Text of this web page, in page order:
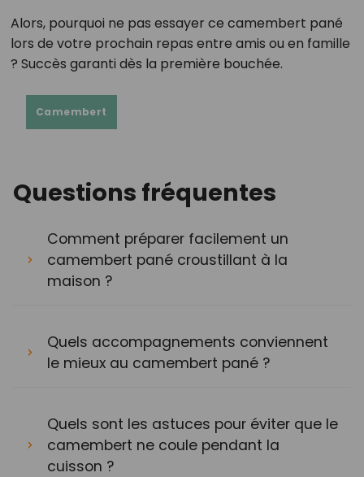
Alors, pourquoi ne pas essayer ce camembert pané
lors de votre prochain repas entre amis ou en famille
? Succès garanti dès la première bouchée.
Camembert
Questions fréquentes
Comment préparer facilement un
camembert pané croustillant à la
maison ?
Quels accompagnements conviennent
le mieux au camembert pané ?
Quels sont les astuces pour éviter que le
camembert ne coule pendant la
cuisson ?